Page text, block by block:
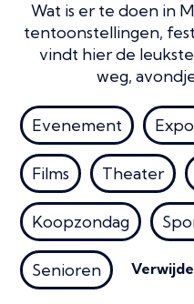
Wat is er te doen in
tentoonstellingen,
vindt hier de
weg,
Evenement
Films Theater
Koopzondag
Senioren